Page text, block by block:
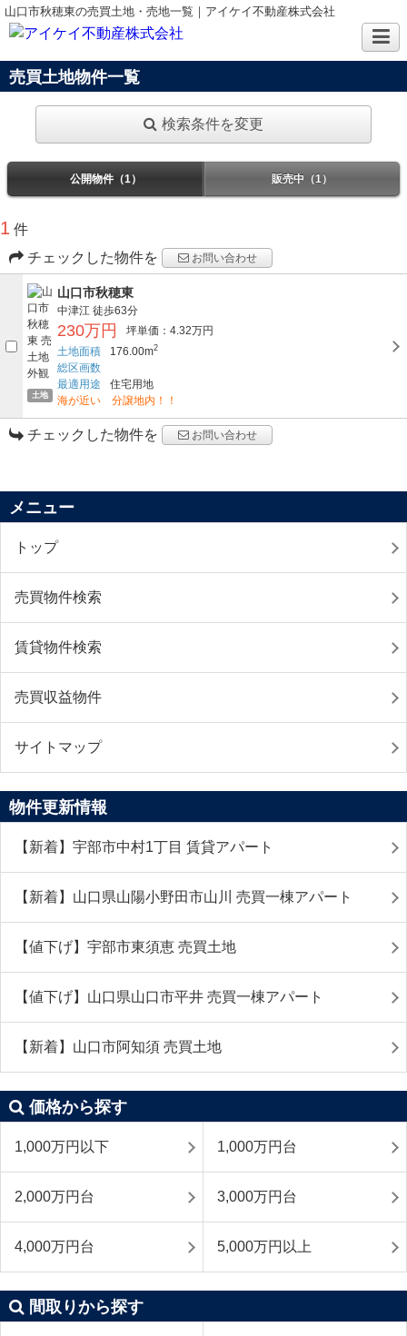
山口市秋穂東の売買土地・売地一覧｜アイケイ不動産株式会社
売買土地物件一覧
検索条件を変更
公開物件（1） 販売中（1）
1 件
チェックした物件を
お問い合わせ
土地
山口市秋穂東
中津江 徒歩63分
230万円
坪単価：4.32万円
土地面積
176.00m2
総区画数
最適用途
住宅用地
海が近い 分譲地内！！
チェックした物件を お問い合わせ
メニュー
トップ
売買物件検索
賃貸物件検索
売買収益物件
サイトマップ
物件更新情報
【新着】宇部市中村1丁目 賃貸アパート
【新着】山口県山陽小野田市山川 売買一棟アパート
【値下げ】宇部市東須恵 売買土地
【値下げ】山口県山口市平井 売買一棟アパート
【新着】山口市阿知須 売買土地
価格から探す
1,000万円以下 1,000万円台
2,000万円台 3,000万円台
4,000万円台 5,000万円以上
間取りから探す